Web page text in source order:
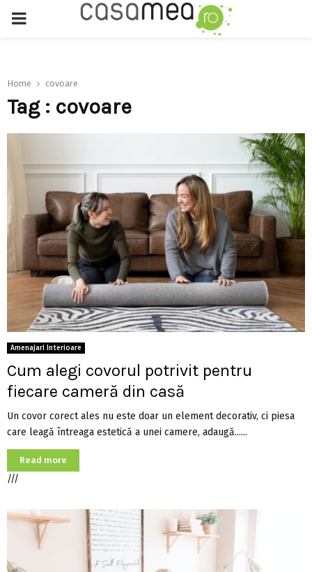
PRIMARY
Home covoare
Tag : covoare
Amenajari Interioare
Cum alegi covorul potrivit pentru
fiecare cameră din casă
Un covor corect ales nu este doar un element decorativ, ci piesa
care leagă întreaga estetică a unei camere, adaugă......
Read more
///